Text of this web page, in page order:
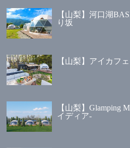
【山梨】河口湖
り坂
【山梨】アイカフ
【山梨】Glamping
イディア-